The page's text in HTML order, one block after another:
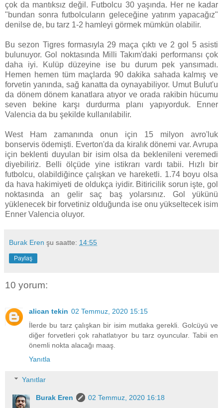
çok da mantıksız değil. Futbolcu 30 yaşında. Her ne kadar
"bundan sonra futbolcuların geleceğine yatırım yapacağız"
denilse de, bu tarz 1-2 hamleyi görmek mümkün olabilir.
Bu sezon Tigres formasıyla 29 maça çıktı ve 2 gol 5 asisti
bulunuyor. Gol noktasında Milli Takım'daki performansı çok
daha iyi. Kulüp düzeyine ise bu durum pek yansımadı.
Hemen hemen tüm maçlarda 90 dakika sahada kalmış ve
forvetin yanında, sağ kanatta da oynayabiliyor. Umut Bulut'u
da dönem dönem kanatlara atıyor ve orada rakibin hücumu
seven bekine karşı durdurma planı yapıyorduk. Enner
Valencia da bu şekilde kullanılabilir.
West Ham zamanında onun için 15 milyon avro'luk
bonservis ödemişti. Everton'da da kiralık dönemi var. Avrupa
için beklenti duyulan bir isim olsa da beklenileni veremedi
diyebiliriz. Belli ölçüde yine istikrarı vardı tabii. Hızlı bir
futbolcu, olabildiğince çalışkan ve hareketli. 1.74 boyu olsa
da hava hakimiyeti de oldukça iyidir. Bitiricilik sorun işte, gol
noktasında an gelir saç baş yolarsınız. Gol yükünü
yüklenecek bir forvetiniz olduğunda ise onu yükseltecek isim
Enner Valencia oluyor.
Burak Eren şu saatte: 14:55
Paylaş
10 yorum:
alican tekin 02 Temmuz, 2020 15:15
İlerde bu tarz çalışkan bir isim mutlaka gerekli. Golcüyü ve
diğer forvetleri çok rahatlatıyor bu tarz oyuncular. Tabii en
önemli nokta alacağı maaş.
Yanıtla
Yanıtlar
Burak Eren
02 Temmuz, 2020 16:18